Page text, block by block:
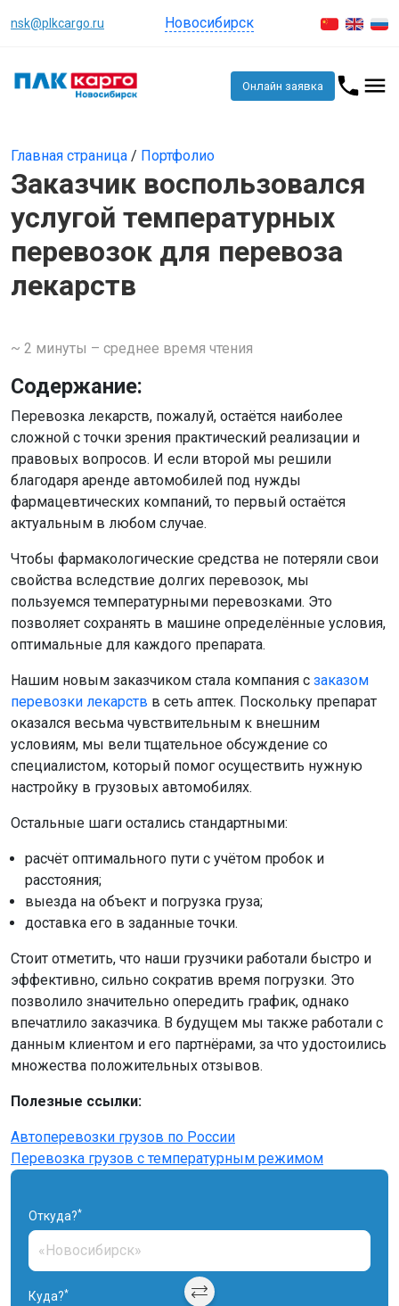
nsk@plkcargo.ru Новосибирск
Онлайн заявка
Главная страница / Портфолио
Заказчик воспользовался
услугой температурных
перевозок для перевоза
лекарств
~ 2 минуты – среднее время чтения
Содержание:
Перевозка лекарств, пожалуй, остаётся наиболее
сложной с точки зрения практический реализации и
правовых вопросов. И если второй мы решили
благодаря аренде автомобилей под нужды
фармацевтических компаний, то первый остаётся
актуальным в любом случае.
Чтобы фармакологические средства не потеряли свои
свойства вследствие долгих перевозок, мы
пользуемся температурными перевозками. Это
позволяет сохранять в машине определённые условия,
оптимальные для каждого препарата.
Нашим новым заказчиком стала компания с заказом
перевозки лекарств в сеть аптек. Поскольку препарат
оказался весьма чувствительным к внешним
условиям, мы вели тщательное обсуждение со
специалистом, который помог осуществить нужную
настройку в грузовых автомобилях.
Остальные шаги остались стандартными:
расчёт оптимального пути с учётом пробок и
расстояния;
выезда на объект и погрузка груза;
доставка его в заданные точки.
Стоит отметить, что наши грузчики работали быстро и
эффективно, сильно сократив время погрузки. Это
позволило значительно опередить график, однако
впечатлило заказчика. В будущем мы также работали с
данным клиентом и его партнёрами, за что удостоились
множества положительных отзывов.
Полезные ссылки:
Автоперевозки грузов по России
Перевозка грузов с температурным режимом
Откуда?*
Куда?*